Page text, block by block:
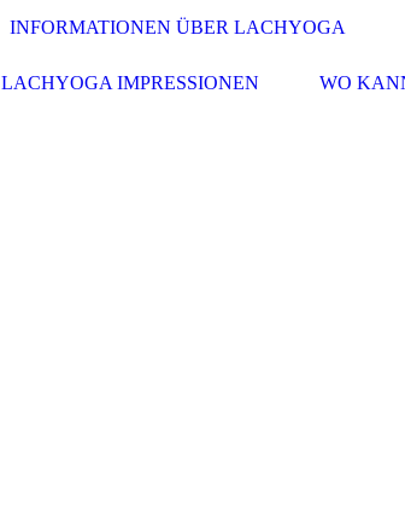
INFORMATIONEN ÜBER LACHYOGA
LACHYOGA IMPRESSIONEN WO